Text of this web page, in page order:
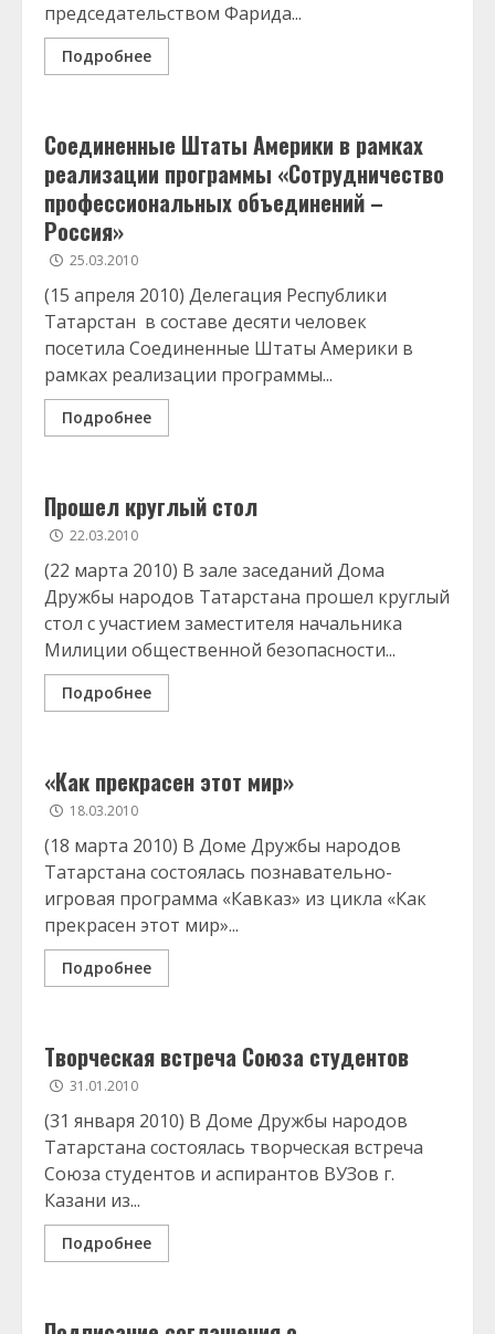
председательством Фарида...
Подробнее
Соединенные Штаты Америки в рамках
реализации программы «Сотрудничество
профессиональных объединений –
Россия»
25.03.2010
(15 апреля 2010) Делегация Республики
Татарстан в составе десяти человек
посетила Соединенные Штаты Америки в
рамках реализации программы...
Подробнее
Прошел круглый стол
22.03.2010
(22 марта 2010) В зале заседаний Дома
Дружбы народов Татарстана прошел круглый
стол с участием заместителя начальника
Милиции общественной безопасности...
Подробнее
«Как прекрасен этот мир»
18.03.2010
(18 марта 2010) В Доме Дружбы народов
Татарстана состоялась познавательно-
игровая программа «Кавказ» из цикла «Как
прекрасен этот мир»...
Подробнее
Творческая встреча Союза студентов
31.01.2010
(31 января 2010) В Доме Дружбы народов
Татарстана состоялась творческая встреча
Союза студентов и аспирантов ВУЗов г.
Казани из...
Подробнее